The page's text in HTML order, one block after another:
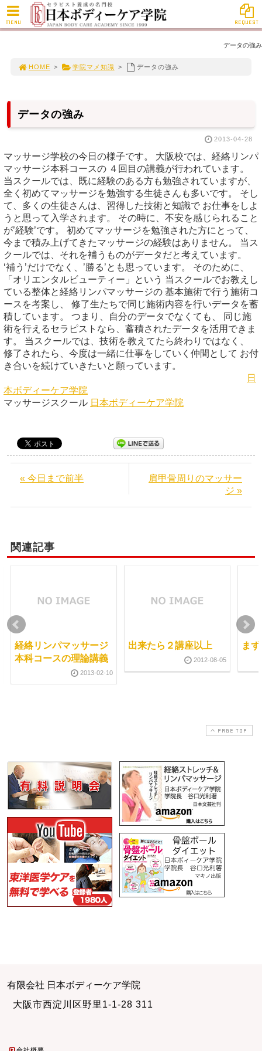
データの強み
HOME > 学院マメ知識 > データの強み
データの強み
2013-04-28
マッサージ学校の今日の様子です。 大阪校では、経絡リンパ
マッサージ本科コースの ４回目の講義が行われています。
当スクールでは、既に経験のある方も勉強されていますが、
全く初めてマッサージを勉強する生徒さんも多いです。 そし
て、多くの生徒さんは、習得した技術と知識で お仕事をしよ
うと思って入学されます。 その時に、不安を感じられること
が’経験’です。 初めてマッサージを勉強された方にとって、
今まで積み上げてきたマッサージの経験はありません。 当ス
クールでは、それを補うものがデータだと考えています。
‘補う’だけでなく、’勝る’とも思っています。 そのために、
「オリエンタルビューティー」という 当スクールでお教えし
ている整体と経絡リンパマッサージの 基本施術で行う施術コ
ースを考案し、 修了生たちで同じ施術内容を行いデータを蓄
積しています。 つまり、自分のデータでなくても、 同じ施
術を行えるセラピストなら、蓄積されたデータを活用できま
す。 当スクールでは、技術を教えてたら終わりではなく、
修了されたら、今度は一緒に仕事をしていく仲間として お付
き合いを続けていきたいと願っています。
日
本ボディーケア学院
マッサージスクール 日本ボディーケア学院
« 今日まで前半
肩甲骨周りのマッサー
ジ »
関連記事
経絡リンパマッサージ
本科コースの理論講義
2013-02-10
出来たら２講座以上
2012-08-05
ま
PAGE TOP
有限会社 日本ボディーケア学院
大阪市西淀川区野里1-1-28 311
MENU REQUEST